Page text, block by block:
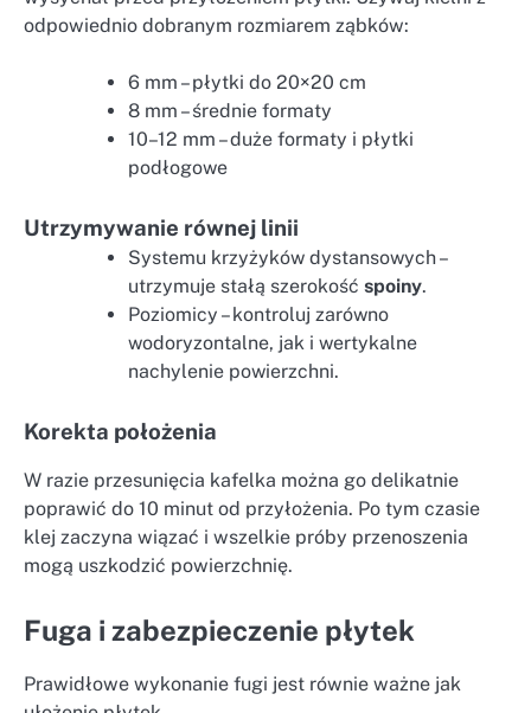
odpowiednio dobranym rozmiarem ząbków:
6 mm – płytki do 20×20 cm
8 mm – średnie formaty
10–12 mm – duże formaty i płytki
podłogowe
Utrzymywanie równej linii
Systemu krzyżyków dystansowych –
utrzymuje stałą szerokość spoiny.
Poziomicy – kontroluj zarówno
wodoryzontalne, jak i wertykalne
nachylenie powierzchni.
Korekta położenia
W razie przesunięcia kafelka można go delikatnie
poprawić do 10 minut od przyłożenia. Po tym czasie
klej zaczyna wiązać i wszelkie próby przenoszenia
mogą uszkodzić powierzchnię.
Fuga i zabezpieczenie płytek
Prawidłowe wykonanie fugi jest równie ważne jak